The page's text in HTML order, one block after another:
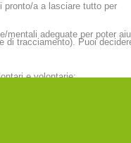
PEER
pronto/a a lasciare tutto per
mentali adeguate per poter
e volontarie:
di tracciamento). Puoi